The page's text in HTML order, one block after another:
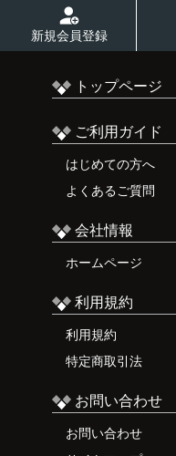
新規会員登録
トップページ
ご利用ガイド
はじめての方へ
よくあるご質問
会社情報
ホームページ
利用規約
利用規約
特定商取引法
お問い合わせ
お問い合わせ